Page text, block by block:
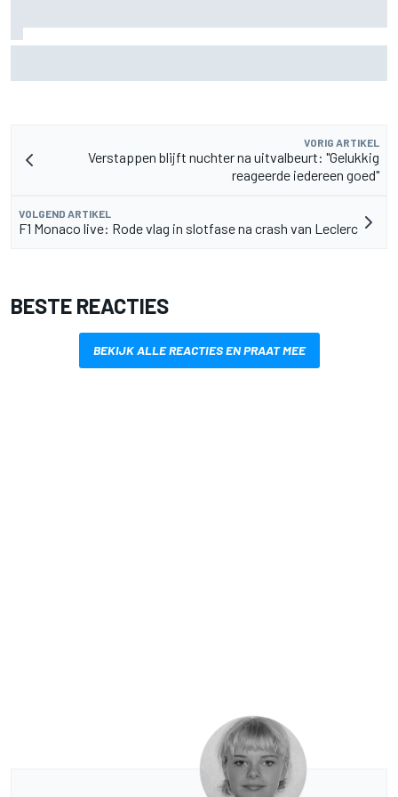
VORIG ARTIKEL
Verstappen blijft nuchter na uitvalbeurt: "Gelukkig
reageerde iedereen goed"
VOLGEND ARTIKEL
F1 Monaco live: Rode vlag in slotfase na crash van Leclerc
BESTE REACTIES
BEKIJK ALLE REACTIES EN PRAAT MEE